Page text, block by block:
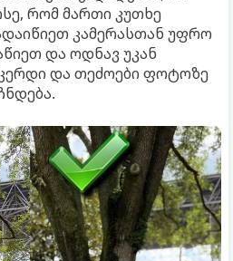
რომ მართი კუთხე
კამერასთან უფრო
და ოდნავ უკან
და თეძოები ფოტოზე